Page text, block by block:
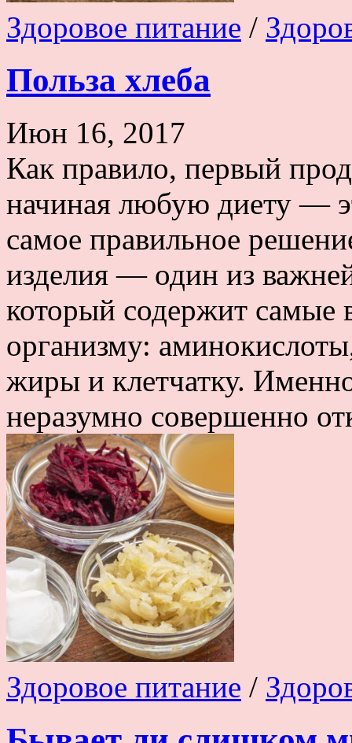
Здоровое питание /
Польза хлеба
Июн 16, 2017
Как правило, первый
начиная любую диету —
самое правильное
изделия — один из
который содержит самые
организму:
жиры и клетчатку.
неразумно совершенно
Здоровое питание /